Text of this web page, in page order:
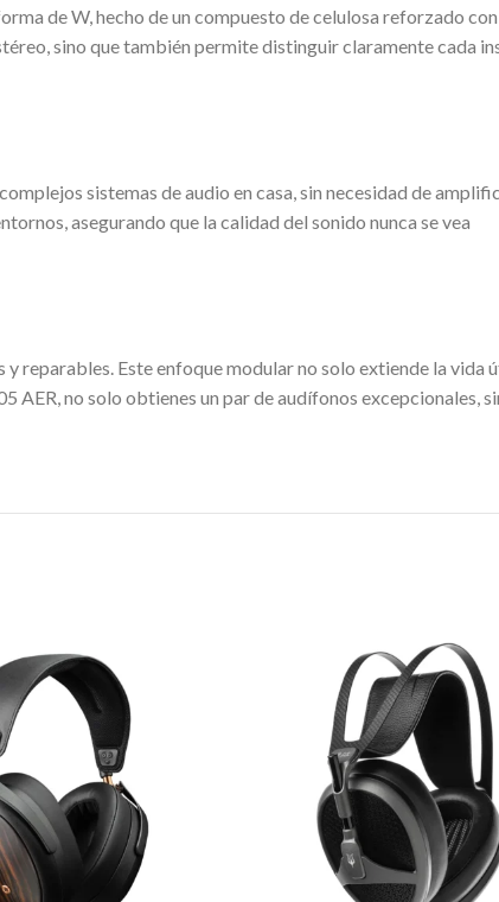
de W, hecho de un compuesto de celulosa reforzado
sino que también permite distinguir claramente cada
sistemas de audio en casa, sin necesidad de
asegurando que la calidad del sonido nunca se vea
reparables. Este enfoque modular no solo extiende la vida
no solo obtienes un par de audífonos excepcionales,